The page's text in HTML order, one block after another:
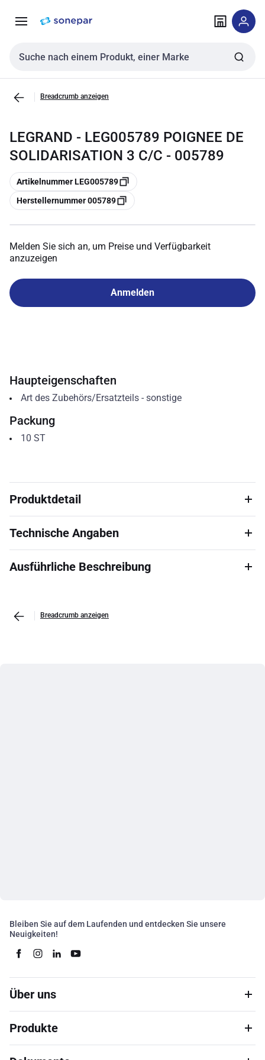
NavigationInhalt
Sucheingabe
Breadcrumb anzeigen
LEGRAND - LEG005789 POIGNEE DE
SOLIDARISATION 3 C/C - 005789
Kopieren
Artikelnummer LEG005789
Kopieren
Herstellernummer 005789
Melden Sie sich an, um Preise und Verfügbarkeit
anzuzeigen
Anmelden
Haupteigenschaften
Art des Zubehörs/Ersatzteils- sonstige
Packung
10 ST
Produktdetail
Technische Angaben
Ausführliche Beschreibung
Breadcrumb anzeigen
Bleiben Sie auf dem Laufenden und entdecken Sie unsere
Neuigkeiten!
Über uns
Produkte